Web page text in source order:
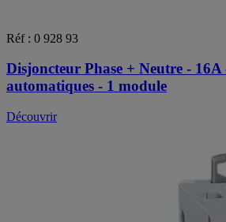
Réf : 0 928 93
Disjoncteur Phase + Neutre - 16A
automatiques - 1 module
Découvrir